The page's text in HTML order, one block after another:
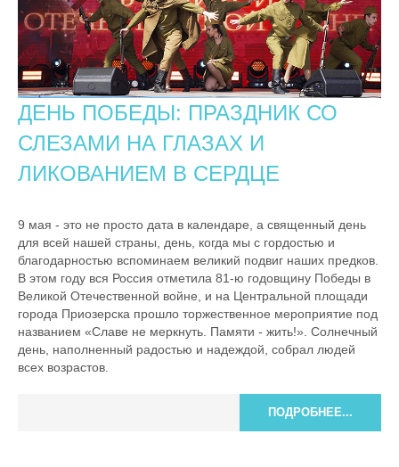
ДЕНЬ ПОБЕДЫ: ПРАЗДНИК СО
СЛЕЗАМИ НА ГЛАЗАХ И
ЛИКОВАНИЕМ В СЕРДЦЕ
9 мая - это не просто дата в календаре, а священный день
для всей нашей страны, день, когда мы с гордостью и
благодарностью вспоминаем великий подвиг наших предков.
В этом году вся Россия отметила 81-ю годовщину Победы в
Великой Отечественной войне, и на Центральной площади
города Приозерска прошло торжественное мероприятие под
названием «Славе не меркнуть. Памяти - жить!». Солнечный
день, наполненный радостью и надеждой, собрал людей
всех возрастов.
ПОДРОБНЕЕ...